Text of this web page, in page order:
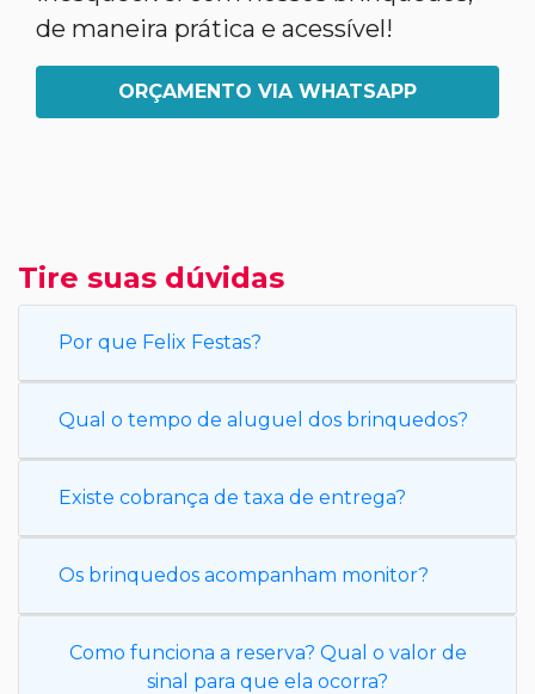
de maneira prática e acessível!
ORÇAMENTO VIA WHATSAPP
Tire suas dúvidas
Por que Felix Festas?
Qual o tempo de aluguel dos brinquedos?
Existe cobrança de taxa de entrega?
Os brinquedos acompanham monitor?
Como funciona a reserva? Qual o valor de
sinal para que ela ocorra?